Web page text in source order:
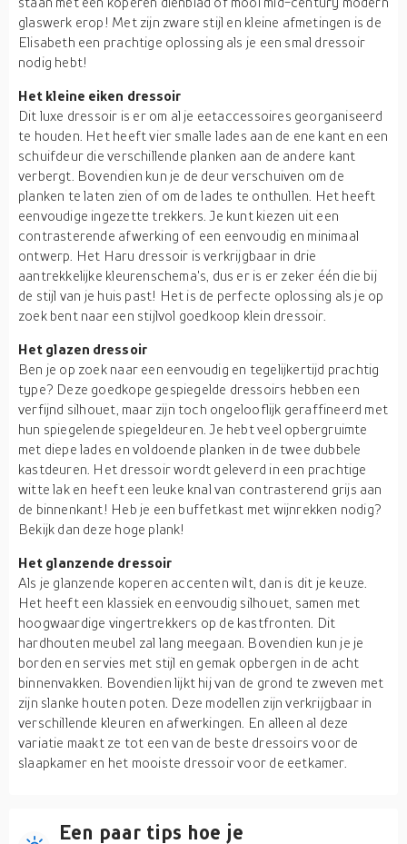
glaswerk erop! Met zijn zware stijl en kleine afmetingen is de
Elisabeth een prachtige oplossing als je een smal dressoir
nodig hebt!
Het kleine eiken dressoir
Dit luxe dressoir is er om al je eetaccessoires georganiseerd
te houden. Het heeft vier smalle lades aan de ene kant en een
schuifdeur die verschillende planken aan de andere kant
verbergt. Bovendien kun je de deur verschuiven om de
planken te laten zien of om de lades te onthullen. Het heeft
eenvoudige ingezette trekkers. Je kunt kiezen uit een
contrasterende afwerking of een eenvoudig en minimaal
ontwerp. Het Haru dressoir is verkrijgbaar in drie
aantrekkelijke kleurenschema's, dus er is er zeker één die bij
de stijl van je huis past! Het is de perfecte oplossing als je op
zoek bent naar een stijlvol goedkoop klein dressoir.
Het glazen dressoir
Ben je op zoek naar een eenvoudig en tegelijkertijd prachtig
type? Deze goedkope gespiegelde dressoirs hebben een
verfijnd silhouet, maar zijn toch ongelooflijk geraffineerd met
hun spiegelende spiegeldeuren. Je hebt veel opbergruimte
met diepe lades en voldoende planken in de twee dubbele
kastdeuren. Het dressoir wordt geleverd in een prachtige
witte lak en heeft een leuke knal van contrasterend grijs aan
de binnenkant! Heb je een buffetkast met wijnrekken nodig?
Bekijk dan deze hoge plank!
Het glanzende dressoir
Als je glanzende koperen accenten wilt, dan is dit je keuze.
Het heeft een klassiek en eenvoudig silhouet, samen met
hoogwaardige vingertrekkers op de kastfronten. Dit
hardhouten meubel zal lang meegaan. Bovendien kun je je
borden en servies met stijl en gemak opbergen in de acht
binnenvakken. Bovendien lijkt hij van de grond te zweven met
zijn slanke houten poten. Deze modellen zijn verkrijgbaar in
verschillende kleuren en afwerkingen. En alleen al deze
variatie maakt ze tot een van de beste dressoirs voor de
slaapkamer en het mooiste dressoir voor de eetkamer.
Een paar tips hoe je